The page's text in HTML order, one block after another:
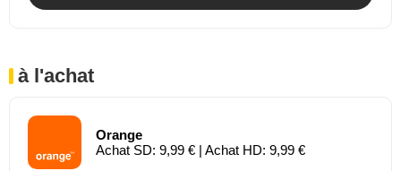
à l'achat
Orange
Achat SD: 9,99 € | Achat HD: 9,99 €